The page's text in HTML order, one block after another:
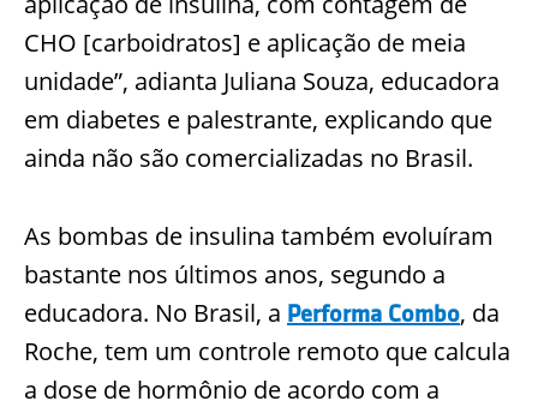
CHO [carboidratos] e aplicação de meia
unidade”, adianta Juliana Souza, educadora
em diabetes e palestrante, explicando que
ainda não são comercializadas no Brasil.
As bombas de insulina também evoluíram
bastante nos últimos anos, segundo a
educadora. No Brasil, a Performa Combo, da
Roche, tem um controle remoto que calcula
a dose de hormônio de acordo com a